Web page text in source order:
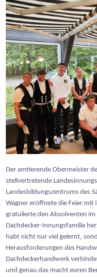
Der amtierende Obermeister
stellvertretende
Landesbildungszentrums des
Wagner eröffnete die Feier
gratulierte den Absolventen im
Dachdecker-Innungsfamilie
habt nicht nur viel gelernt,
Herausforderungen des
Dachdeckerhandwerk
und genau das macht euren